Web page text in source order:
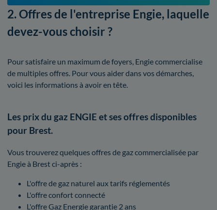
2. Offres de l'entreprise Engie, laquelle
devez-vous choisir ?
Pour satisfaire un maximum de foyers, Engie commercialise
de multiples offres. Pour vous aider dans vos démarches,
voici les informations à avoir en tête.
Les prix du gaz ENGIE et ses offres disponibles
pour Brest.
Vous trouverez quelques offres de gaz commercialisée par
Engie à Brest ci-après :
L'offre de gaz naturel aux tarifs réglementés
L'offre confort connecté
L'offre Gaz Energie garantie 2 ans